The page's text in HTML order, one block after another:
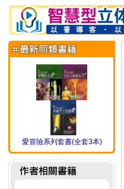
愛冒險系列套書(全套3本)